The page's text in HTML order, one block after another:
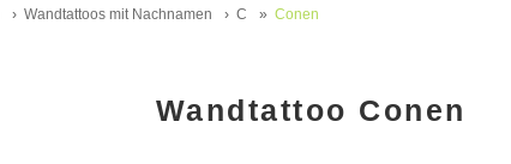
Wandtattoos mit Nachnamen C Conen
Wandtattoo Conen